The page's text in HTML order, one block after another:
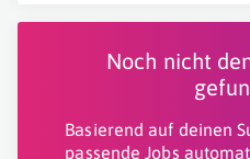
Noch nicht
Basierend auf deinen
passende Jobs